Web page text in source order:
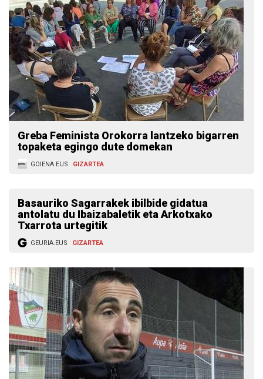
Greba Feminista Orokorra lantzeko bigarren
topaketa egingo dute domekan
GOIENA.EUS GIZARTEA
Basauriko Sagarrakek ibilbide gidatua
antolatu du Ibaizabaletik eta Arkotxako
Txarrota urtegitik
GEURIA.EUS GIZARTEA